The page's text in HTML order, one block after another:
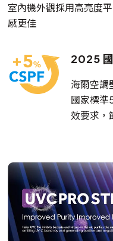
室內機外觀採用高亮度
感更佳
2025
海爾空調
國家標
效要求，